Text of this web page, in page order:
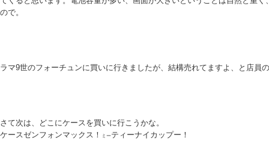
ので。
ラマ9世のフォーチュンに買いに行きましたが、結構売れてますよ、と店員
さて次は、どこにケースを買いに行こうかな。
ケースゼンフォンマックス！
ミーティーナイカップー！